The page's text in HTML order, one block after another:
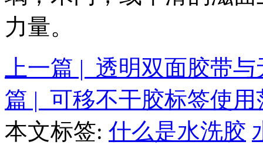
力量。
上一篇 | 透明双面胶带
篇 | 可移不干胶标签使用
本文标签: 什么是水洗胶